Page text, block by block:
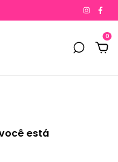
0
está